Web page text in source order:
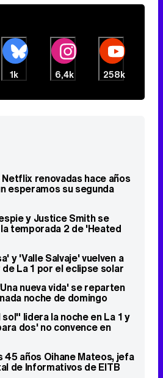
1k 6,4k 258k
renovadas hace años
esperamos su segunda
y Justice Smith se
temporada 2 de 'Heated
y 'Valle Salvaje' vuelven a
La 1 por el eclipse solar
nueva vida' se reparten
noche de domingo
lidera la noche en La 1 y
dos' no convence en
45 años Oihane Mateos, jefa
de Informativos de EITB